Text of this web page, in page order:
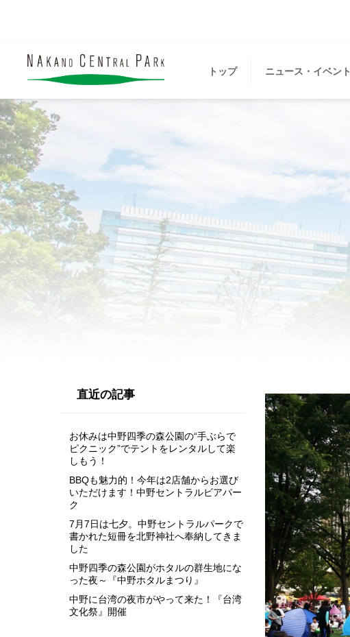
トップ ニュース・イベント
直近の記事
お休みは中野四季の森公園の“手ぶらで
ピクニック”でテントをレンタルして楽
しもう！
BBQも魅力的！今年は2店舗からお選び
いただけます！中野セントラルビアパー
ク
7月7日は七夕。中野セントラルパークで
書かれた短冊を北野神社へ奉納してきま
した
中野四季の森公園がホタルの群生地にな
った夜～『中野ホタルまつり』
中野に台湾の夜市がやって来た！『台湾
文化祭』開催